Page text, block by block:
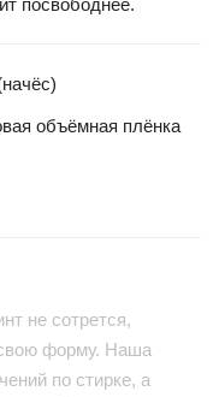
объёмная плёнка
не сотрется,
свою форму. Наша
по стирке, а